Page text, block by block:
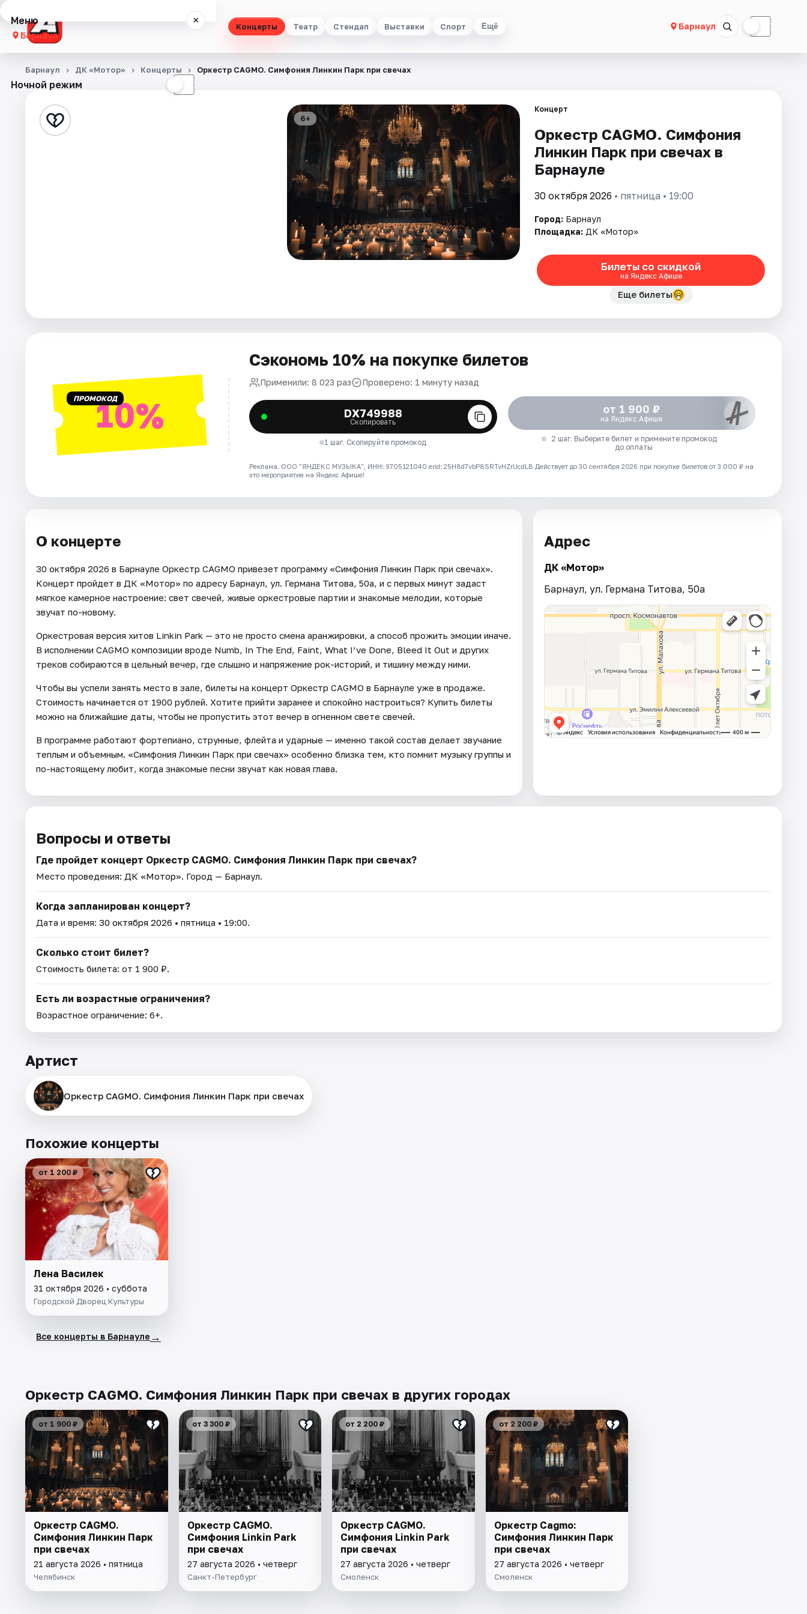
Концерты Театр Стендап Выставки Спорт Ещё Барнаул ☾
Меню ×
Барнаул
Концерты
Стендап
Ночной режим ☾
Барнаул ДК «Мотор» Концерты Оркестр CAGMO. Симфония Линкин Парк при свечах
6+
Концерт
Оркестр CAGMO. Симфония
Линкин Парк при свечах в
Барнауле
30 октября 2026 • пятница • 19:00
Город: Барнаул
Площадка: ДК «Мотор»
Билеты со скидкой
на Яндекс Афише
Еще билеты
ПРОМОКОД10%
Сэкономь 10% на покупке билетов
Применили: 8 023 раз Проверено: 1 минуту назад
DX749988
Скопировать
1 шаг. Скопируйте промокод
от 1 900 ₽
на Яндекс Афише
2 шаг. Выберите билет и примените промокод
до оплаты
Реклама. ООО "ЯНДЕКС МУЗЫКА", ИНН: 9705121040 erid: 25H8d7vbP8SRTvHZrUcdLB Действует до 30 сентября 2026 при покупке билетов от 3 000 ₽ на
это мероприятие на Яндекс Афише!
О концерте
30 октября 2026 в Барнауле Оркестр CAGMO привезет программу «Симфония Линкин Парк при свечах».
Концерт пройдет в ДК «Мотор» по адресу Барнаул, ул. Германа Титова, 50а, и с первых минут задаст
мягкое камерное настроение: свет свечей, живые оркестровые партии и знакомые мелодии, которые
звучат по-новому.
Оркестровая версия хитов Linkin Park — это не просто смена аранжировки, а способ прожить эмоции иначе.
В исполнении CAGMO композиции вроде Numb, In The End, Faint, What I’ve Done, Bleed It Out и других
треков собираются в цельный вечер, где слышно и напряжение рок-историй, и тишину между ними.
Чтобы вы успели занять место в зале, билеты на концерт Оркестр CAGMO в Барнауле уже в продаже.
Стоимость начинается от 1900 рублей. Хотите прийти заранее и спокойно настроиться? Купить билеты
можно на ближайшие даты, чтобы не пропустить этот вечер в огненном свете свечей.
В программе работают фортепиано, струнные, флейта и ударные — именно такой состав делает звучание
теплым и объемным. «Симфония Линкин Парк при свечах» особенно близка тем, кто помнит музыку группы и
по-настоящему любит, когда знакомые песни звучат как новая глава.
Адрес
ДК «Мотор»
Барнаул, ул. Германа Титова, 50а
Вопросы и ответы
Где пройдет концерт Оркестр CAGMO. Симфония Линкин Парк при свечах?
Место проведения: ДК «Мотор». Город — Барнаул.
Когда запланирован концерт?
Дата и время: 30 октября 2026 • пятница • 19:00.
Сколько стоит билет?
Стоимость билета: от 1 900 ₽.
Есть ли возрастные ограничения?
Возрастное ограничение: 6+.
Артист
Оркестр CAGMO. Симфония Линкин Парк при свечах
Похожие концерты
от 1 200 ₽
Лена Василек
31 октября 2026 • суббота
Городской Дворец Культуры
Все концерты в Барнауле →
Оркестр CAGMO. Симфония Линкин Парк при свечах в других городах
от 1 900 ₽
Оркестр CAGMO.
Симфония Линкин Парк
при свечах
21 августа 2026 • пятница
Челябинск
от 3 300 ₽
Оркестр CAGMO.
Симфония Linkin Park
при свечах
27 августа 2026 • четверг
Санкт-Петербург
от 2 200 ₽
Оркестр CAGMO.
Симфония Linkin Park
при свечах
27 августа 2026 • четверг
Смоленск
от 2 200 ₽
Оркестр Cagmo:
Симфония Линкин Парк
при свечах
27 августа 2026 • четверг
Смоленск